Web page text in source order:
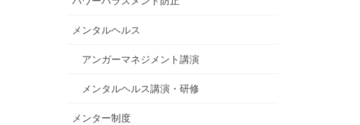
メンタルヘルス
アンガーマネジメント講演
メンタルヘルス講演・研修
メンター制度